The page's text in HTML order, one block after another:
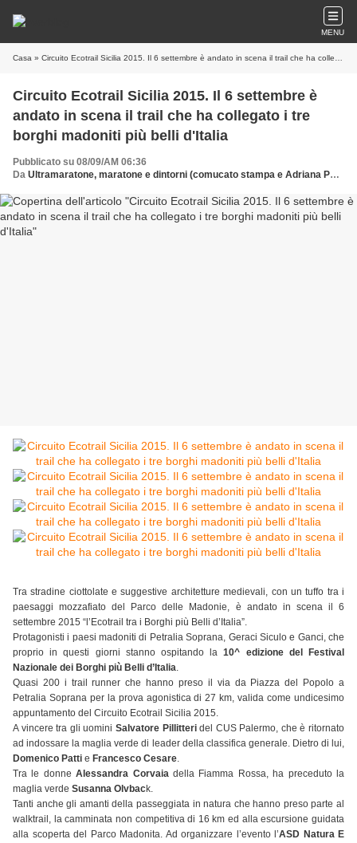
MENU
Casa » Circuito Ecotrail Sicilia 2015. Il 6 settembre è andato in scena il trail che ha collegato i tre borghi madoniti più belli d'Italia
Circuito Ecotrail Sicilia 2015. Il 6 settembre è
andato in scena il trail che ha collegato i tre
borghi madoniti più belli d'Italia
Pubblicato su 08/09/AM 06:36
Da Ultramaratone, maratone e dintorni (comucato stampa e Adriana Ponari per testi e foto)
Tra stradine ciottolate e suggestive architetture medievali, con un tuffo tra i
paesaggi mozzafiato del Parco delle Madonie, è andato in scena il 6
settembre 2015 “l’Ecotrail tra i Borghi più Belli d’Italia”.
Protagonisti i paesi madoniti di Petralia Soprana, Geraci Siculo e Ganci, che
proprio in questi giorni stanno ospitando la10^ edizione del Festival
Nazionale dei Borghi più Belli d’Italia.
Quasi 200 i trail runner che hanno preso il via da Piazza del Popolo a
Petralia Soprana per la prova agonistica di 27 km, valida come undicesimo
appuntamento del Circuito Ecotrail Sicilia 2015.
A vincere tra gli uomini Salvatore Pillitteridel CUS Palermo, che è ritornato
ad indossare la maglia verde di leader della classifica generale. Dietro di lui,
Domenico Patti e Francesco Cesare.
Tra le donneAlessandra Corvaiadella Fiamma Rossa, ha preceduto la
maglia verde Susanna Olvback.
Tanti anche gli amanti della passeggiata in natura che hanno preso parte al
walktrail, la camminata non competitiva di 16 km ed alla escursione guidata
alla scoperta del Parco Madonita. Ad organizzare l’evento l’ASD Natura E